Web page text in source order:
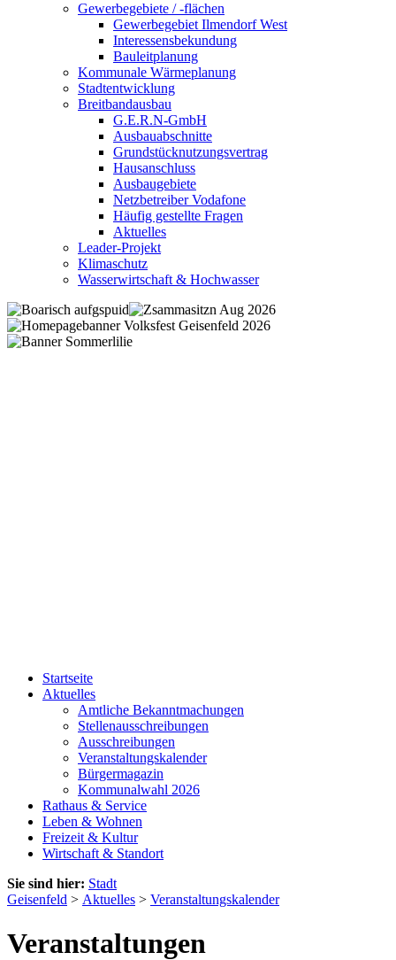
Gewerbegebiete / -flächen
Gewerbegebiet Ilmendorf West
Interessensbekundung
Bauleitplanung
Kommunale Wärmeplanung
Stadtentwicklung
Breitbandausbau
G.E.R.N-GmbH
Ausbauabschnitte
Grundstücknutzungsvertrag
Hausanschluss
Ausbaugebiete
Netzbetreiber Vodafone
Häufig gestellte Fragen
Aktuelles
Leader-Projekt
Klimaschutz
Wasserwirtschaft & Hochwasser
Startseite
Aktuelles
Amtliche Bekanntmachungen
Stellenausschreibungen
Ausschreibungen
Veranstaltungskalender
Bürgermagazin
Kommunalwahl 2026
Rathaus & Service
Leben & Wohnen
Freizeit & Kultur
Wirtschaft & Standort
Sie sind hier: Stadt
Geisenfeld > Aktuelles > Veranstaltungskalender
Veranstaltungen